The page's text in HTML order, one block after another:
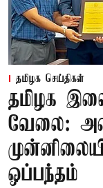
தமிழக செய்திகள்
தமிழக
வேலை:
ஒப்பந்தம்